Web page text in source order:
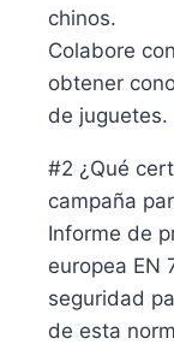
chinos.
Colabore
obtener
de juguetes.
#2 ¿Qué
campaña
Informe de
europea EN
seguridad
de esta